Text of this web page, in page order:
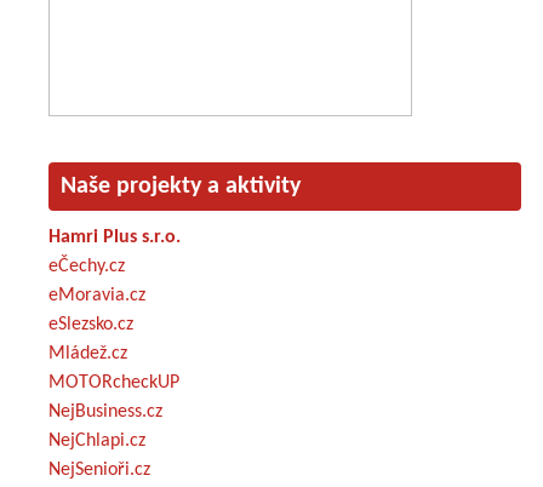
Naše projekty a aktivity
Hamri Plus s.r.o.
eČechy.cz
eMoravia.cz
eSlezsko.cz
Mládež.cz
MOTORcheckUP
NejBusiness.cz
NejChlapi.cz
NejSenioři.cz